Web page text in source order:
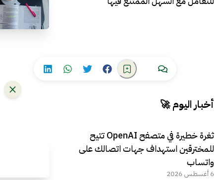
أخبار اليوم 🚀
ثغرة خطيرة في متصفح OpenAI تتيح
للمخترقين استهداف جهات اتصالك على
واتساب
6 أغسطس 2026